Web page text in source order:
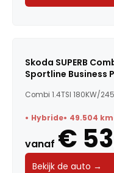
Skoda SUPERB
Sportline Business
Hybride 49.504 km
vanaf €
Bekijk de auto →